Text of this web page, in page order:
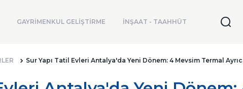
GAYRİMENKUL GELİŞTİRME İNŞAAT - TAAHHÜT
Sur Yapı Tatil Evleri Antalya'da Yeni Dönem: 4 Mevsim Termal